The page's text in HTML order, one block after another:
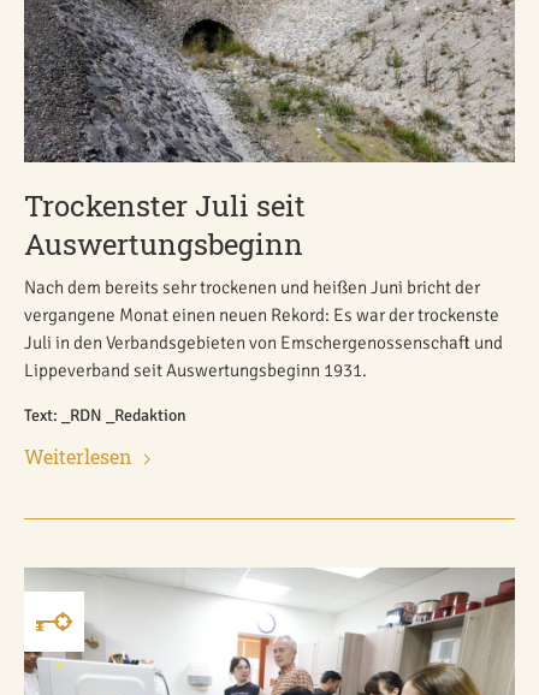
Trockenster Juli seit
Auswertungsbeginn
Nach dem bereits sehr trockenen und heißen Juni bricht der
vergangene Monat einen neuen Rekord: Es war der trockenste
Juli in den Verbandsgebieten von Emschergenossenschaft und
Lippeverband seit Auswertungsbeginn 1931.
Text: _RDN _Redaktion
Weiterlesen